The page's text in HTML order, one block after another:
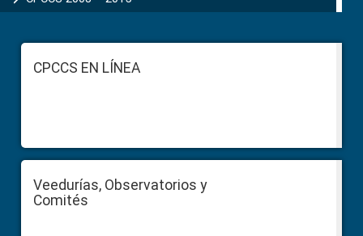
FooterCPCCS EN LÍNEA
Veedurías, Observatorios y
Comités